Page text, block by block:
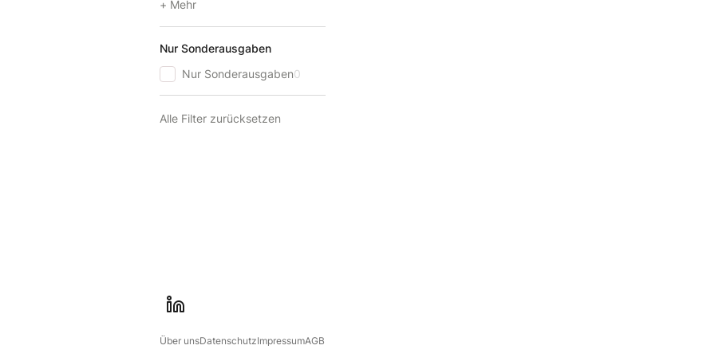
+ Mehr
Nur Sonderausgaben
Nur Sonderausgaben0
Alle Filter zurücksetzen
i
Über unsDatenschutzImpressumAGB